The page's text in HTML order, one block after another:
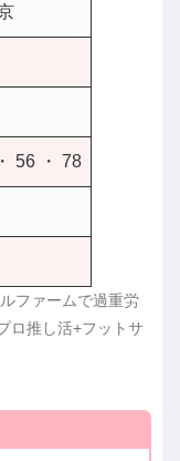
56 ・ 78
ファームで過重労
ロ推し活+フットサ